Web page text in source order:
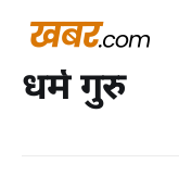
धर्म गुरु